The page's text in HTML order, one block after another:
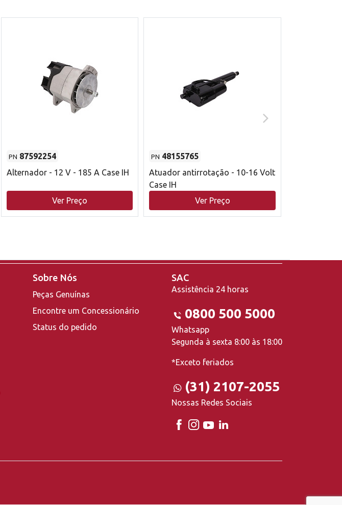
PN 87592254
Alternador - 12 V - 185 A Case IH
Ver Preço
PN 48155765
Atuador antirrotação - 10-16 Volt
Case IH
Ver Preço
Sobre Nós
Peças Genuínas
Encontre um Concessionário
Status do pedido
SAC
Assistência 24 horas
0800 500 5000
Whatsapp
Segunda à sexta 8:00 às 18:00
*Exceto feriados
(31) 2107-2055
Nossas Redes Sociais